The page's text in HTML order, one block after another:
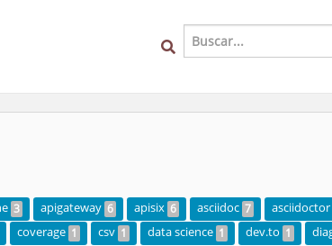
3 apigateway 6 apisix 6 asciidoc 7 asciidoctor
coverage 1 csv 1 data science 1 dev.to 1